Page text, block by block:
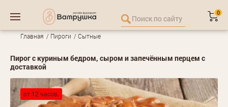
0
Главная Пироги Сытные
Пирог с куриным бедром, сыром и запечённым перцем с
доставкой
от 12 часов.